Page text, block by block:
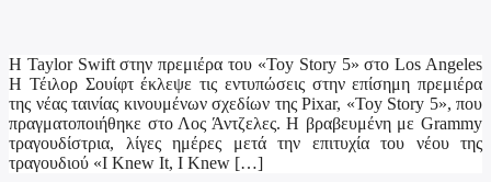
H Taylor Swift στην πρεμιέρα του «Toy Story 5» στο Los Angeles
Η Τέιλορ Σουίφτ έκλεψε τις εντυπώσεις στην επίσημη πρεμιέρα
της νέας ταινίας κινουμένων σχεδίων της Pixar, «Toy Story 5», που
πραγματοποιήθηκε στο Λος Άντζελες. Η βραβευμένη με Grammy
τραγουδίστρια, λίγες ημέρες μετά την επιτυχία του νέου της
τραγουδιού «I Knew It, I Knew […]